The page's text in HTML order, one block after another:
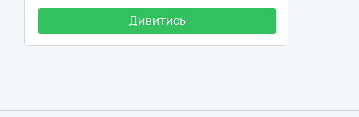
Дивитись